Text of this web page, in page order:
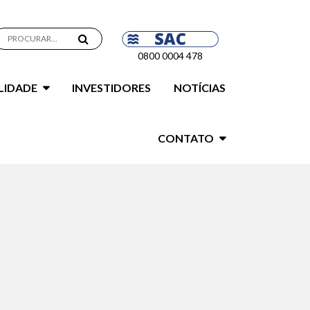
0800 0004 478
INVESTIDORES NOTÍCIAS
CONTATO